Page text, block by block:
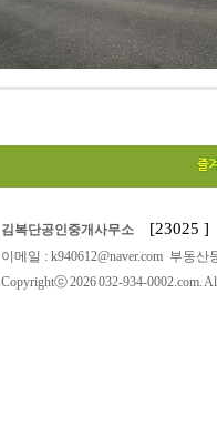
김복단공인중개사무소 [23025 ]
이메일 : k940612@naver.com 부동
Copyrightⓒ 2026 032-934-0002.com.